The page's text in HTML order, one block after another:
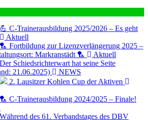
💪 C-Trainerausbildung 2025/2026 – Es geht
Aktuell
🏸 Fortbildung zur Lizenzverlängerung 2025 –
Markranstädt 🏸
Aktuell
Der Schiedsrichterwart hat seine Seite
21.06.2025)
NEWS
2. Lausitzer Kohlen Cup der Aktiven
🏸 C-Trainerausbildung 2024/2025 – Finale!
Während des 61. Verbandstages des DBV